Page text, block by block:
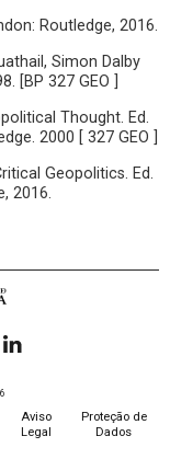
Routledge, 2016.
Simon Dalby
[BP 327 GEO ]
Thought. Ed.
2000 [ 327 GEO ]
Geopolitics. Ed.
2016.
Aviso
Legal
Proteção de
Dados